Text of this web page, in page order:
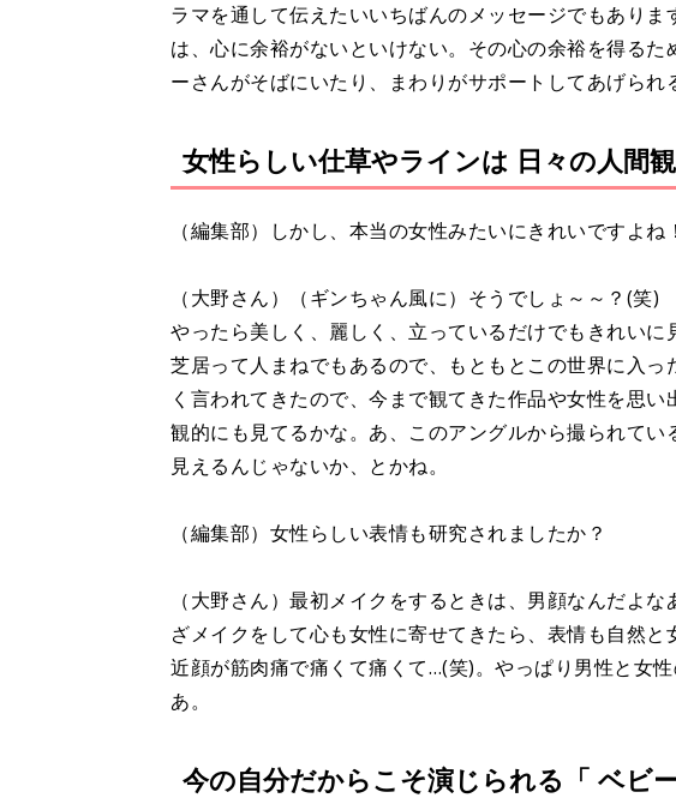
ラマを通して伝えたいいちばんのメッセージでもあり
は、心に余裕がないといけない。その心の余裕を得る
ーさんがそばにいたり、まわりがサポートしてあげられ
女性らしい仕草やラインは 日々の人間
（編集部）しかし、本当の女性みたいにきれいですよね！
（大野さん）（ギンちゃん風に）そうでしょ～～？(笑
やったら美しく、麗しく、立っているだけでもきれいに
芝居って人まねでもあるので、もともとこの世界に入
く言われてきたので、今まで観てきた作品や女性を思
観的にも見てるかな。あ、このアングルから撮られて
見えるんじゃないか、とかね。
（編集部）女性らしい表情も研究されましたか？
（大野さん）最初メイクをするときは、男顔なんだよ
ざメイクをして心も女性に寄せてきたら、表情も自然
近顔が筋肉痛で痛くて痛くて…(笑)。やっぱり男性と女
あ。
今の自分だからこそ演じられる「 ベビ